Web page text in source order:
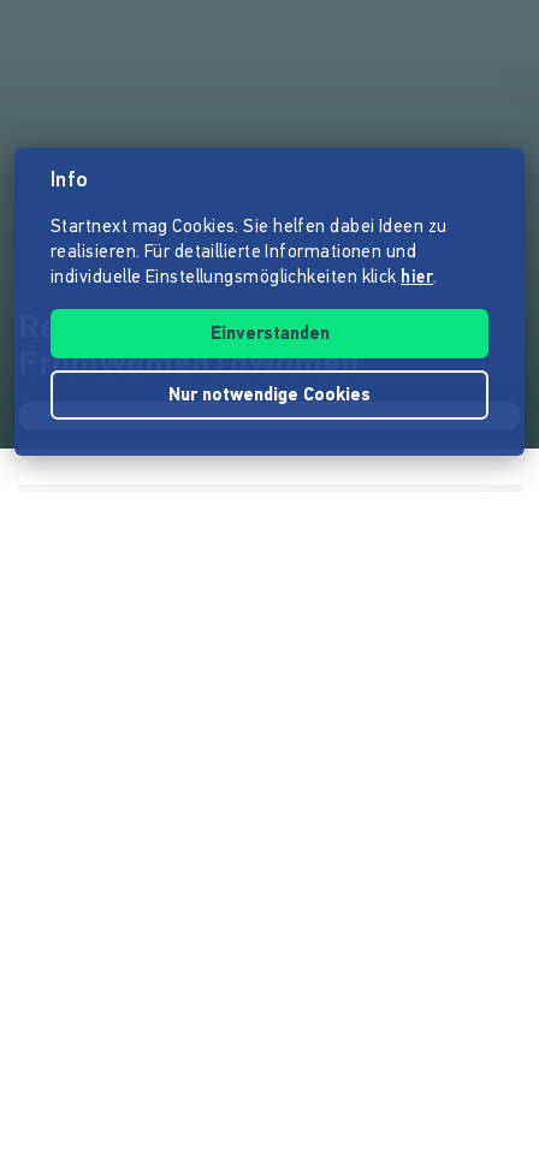
Redefining Sisterhood -
FromWomenToWomen
Info
Startnext mag Cookies. Sie helfen dabei Ideen zu
realisieren. Für detaillierte Informationen und
individuelle Einstellungsmöglichkeiten klick hier.
Einverstanden
Nur notwendige Cookies